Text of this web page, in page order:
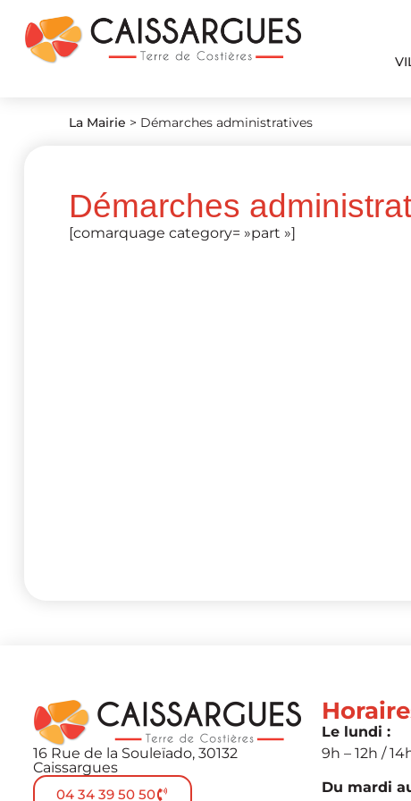
La Mairie > Démarches administratives
Démarches
[comarquage category= »part »]
16 Rue de la Souleïado, 30132
Caissargues
04 34 39 50 50
Le lundi :
9h – 12h /
Du mardi